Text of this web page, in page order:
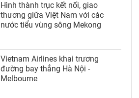
Hình thành trục kết nối, giao
thương giữa Việt Nam với các
nước tiểu vùng sông Mekong
Vietnam Airlines khai trương
đường bay thẳng Hà Nội -
Melbourne